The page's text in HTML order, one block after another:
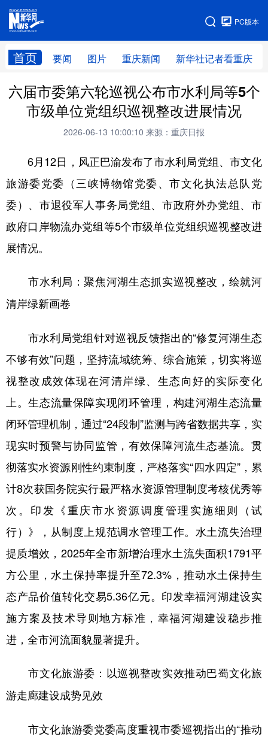
PC版本
首页 要闻 图片 重庆新闻 新华社记者看重庆
网站地图
六届市委第六轮巡视公布市水利局等5个
市级单位党组织巡视整改进展情况
2026-06-13 10:00:10 来源：重庆日报
6月12日，风正巴渝发布了市水利局党组、市文化
旅游委党委（三峡博物馆党委、市文化执法总队党
委）、市退役军人事务局党组、市政府外办党组、市
政府口岸物流办党组等5个市级单位党组织巡视整改进
展情况。
市水利局：聚焦河湖生态抓实巡视整改，绘就河
清岸绿新画卷
市水利局党组针对巡视反馈指出的“修复河湖生态
不够有效”问题，坚持流域统筹、综合施策，切实将巡
视整改成效体现在河清岸绿、生态向好的实际变化
上。生态流量保障实现闭环管理，构建河湖生态流量
闭环管理机制，通过“24段制”监测与跨省数据共享，实
现实时预警与协同监管，有效保障河流生态基流。贯
彻落实水资源刚性约束制度，严格落实“四水四定”，累
计8次获国务院实行最严格水资源管理制度考核优秀等
次。印发《重庆市水资源调度管理实施细则（试
行）》，从制度上规范调水管理工作。水土流失治理
提质增效，2025年全市新增治理水土流失面积1791平
方公里，水土保持率提升至72.3%，推动水土保持生
态产品价值转化交易5.36亿元。印发幸福河湖建设实
施方案及技术导则地方标准，幸福河湖建设稳步推
进，全市河流面貌显著提升。
市文化旅游委：以巡视整改实效推动巴蜀文化旅
游走廊建设成势见效
市文化旅游委党委高度重视市委巡视指出的“推动